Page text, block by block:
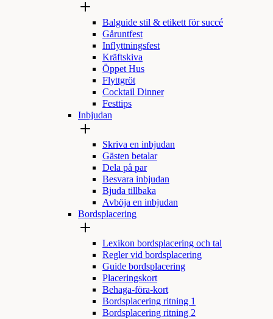
Balguide stil & etikett för succé
Gåruntfest
Inflyttningsfest
Kräftskiva
Öppet Hus
Flyttgröt
Cocktail Dinner
Festtips
Inbjudan
Skriva en inbjudan
Gästen betalar
Dela på par
Besvara inbjudan
Bjuda tillbaka
Avböja en inbjudan
Bordsplacering
Lexikon bordsplacering och tal
Regler vid bordsplacering
Guide bordsplacering
Placeringskort
Behaga-föra-kort
Bordsplacering ritning 1
Bordsplacering ritning 2